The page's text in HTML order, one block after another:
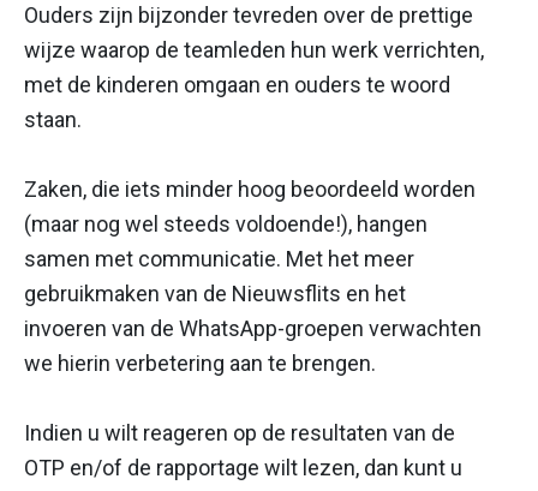
Ouders zijn bijzonder tevreden over de prettige
wijze waarop de teamleden hun werk verrichten,
met de kinderen omgaan en ouders te woord
staan.
Zaken, die iets minder hoog beoordeeld worden
(maar nog wel steeds voldoende!), hangen
samen met communicatie. Met het meer
gebruikmaken van de Nieuwsflits en het
invoeren van de WhatsApp-groepen verwachten
we hierin verbetering aan te brengen.
Indien u wilt reageren op de resultaten van de
OTP en/of de rapportage wilt lezen, dan kunt u